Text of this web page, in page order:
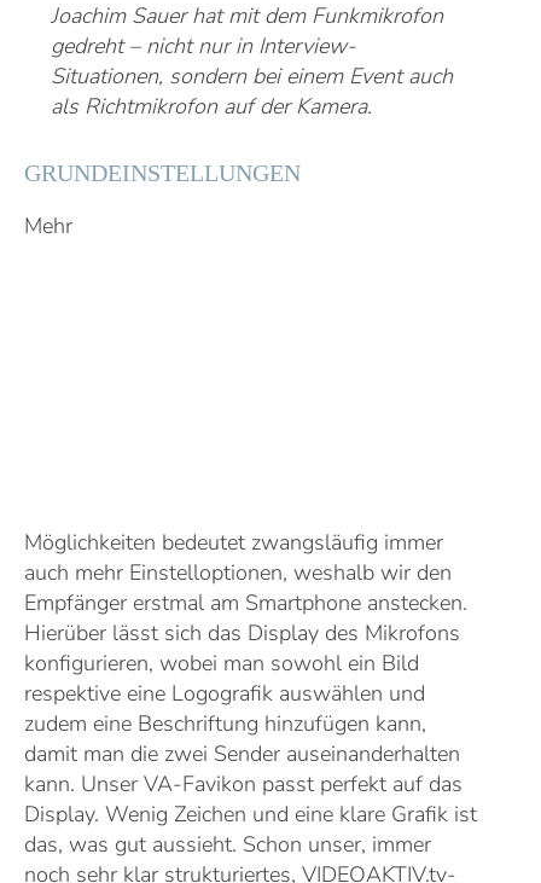
Joachim Sauer hat mit dem Funkmikrofon
gedreht – nicht nur in Interview-
Situationen, sondern bei einem Event auch
als Richtmikrofon auf der Kamera.
GRUNDEINSTELLUNGEN
Mehr
Möglichkeiten bedeutet zwangsläufig immer
auch mehr Einstelloptionen, weshalb wir den
Empfänger erstmal am Smartphone anstecken.
Hierüber lässt sich das Display des Mikrofons
konfigurieren, wobei man sowohl ein Bild
respektive eine Logografik auswählen und
zudem eine Beschriftung hinzufügen kann,
damit man die zwei Sender auseinanderhalten
kann. Unser VA-Favikon passt perfekt auf das
Display. Wenig Zeichen und eine klare Grafik ist
das, was gut aussieht. Schon unser, immer
noch sehr klar strukturiertes, VIDEOAKTIV.tv-